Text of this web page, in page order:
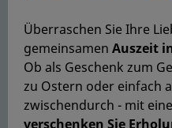
Überraschen Sie Ihre
gemeinsamen Auszeit
Ob als Geschenk zum
zu Ostern oder einfach
zwischendurch - mit
verschenken Sie